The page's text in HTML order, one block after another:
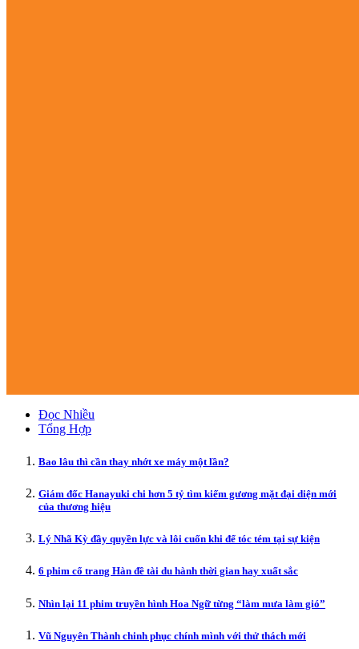
Đọc Nhiều
Tổng Hợp
Bao lâu thì cần thay nhớt xe máy một lần?
Giám đốc Hanayuki chi hơn 5 tỷ tìm kiếm gương mặt đại diện mới
của thương hiệu
Lý Nhã Kỳ đầy quyền lực và lôi cuốn khi để tóc tém tại sự kiện
6 phim cổ trang Hàn đề tài du hành thời gian hay xuất sắc
Nhìn lại 11 phim truyền hình Hoa Ngữ từng “làm mưa làm gió”
Vũ Nguyên Thành chinh phục chính mình với thử thách mới